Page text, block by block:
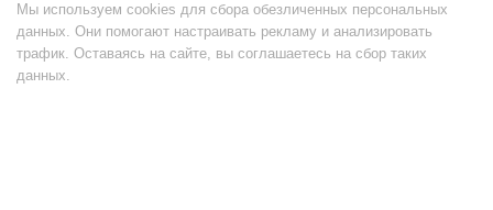
Мы используем cookies для сбора обезличенных персональных
данных. Они помогают настраивать рекламу и анализировать
трафик. Оставаясь на сайте, вы соглашаетесь на сбор таких
данных.